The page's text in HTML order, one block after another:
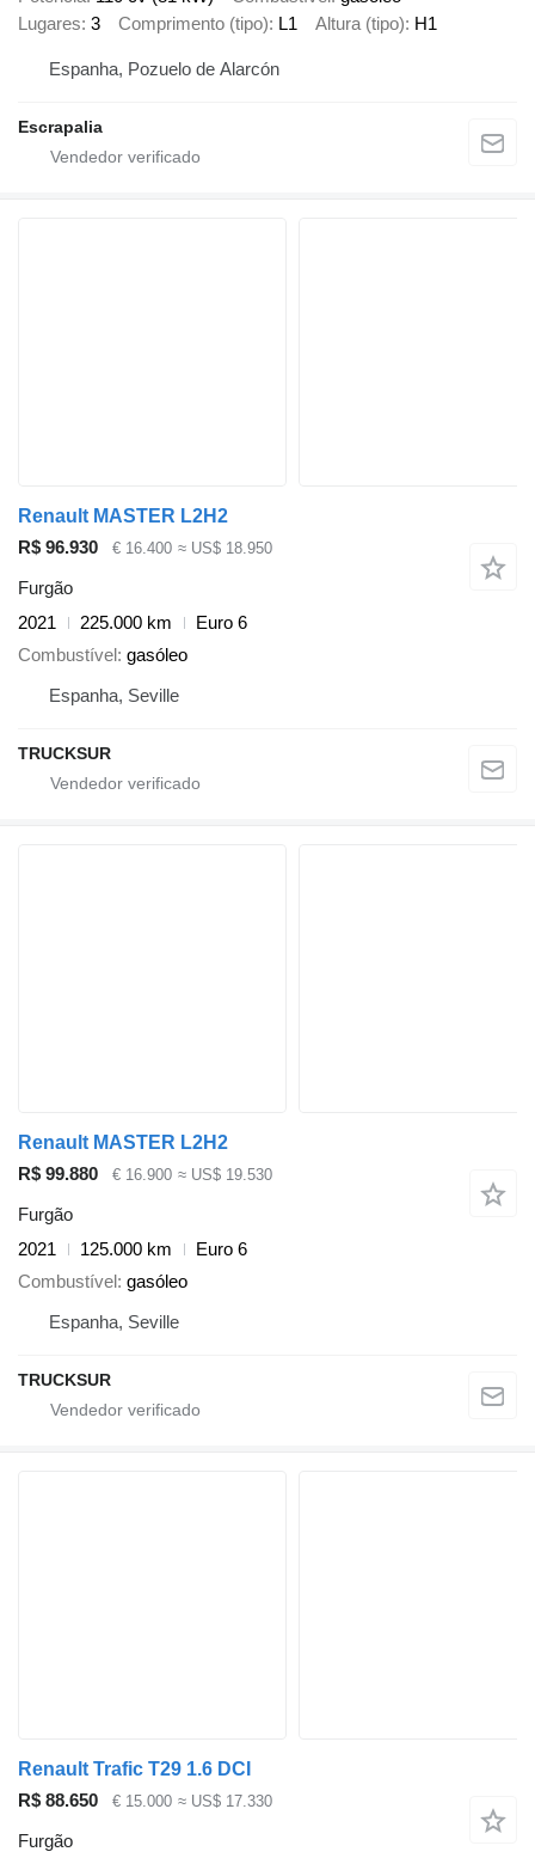
Lugares 3 Comprimento (tipo) L1 Altura (tipo) H1
Espanha, Pozuelo de Alarcón
Escrapalia
Renault MASTER L2H2
R$ 96.930
€ 16.400 ≈ US$ 18.950
Furgão
2021
225.000 km
Euro 6
Combustível gasóleo
Espanha, Seville
TRUCKSUR
Renault MASTER L2H2
R$ 99.880
€ 16.900 ≈ US$ 19.530
Furgão
2021
125.000 km
Euro 6
Combustível gasóleo
Espanha, Seville
TRUCKSUR
Renault Trafic T29 1.6 DCI
R$ 88.650
€ 15.000 ≈ US$ 17.330
Furgão